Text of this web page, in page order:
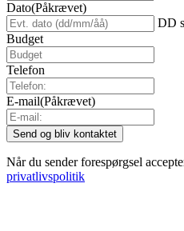
Dato(Påkrævet)
DD
Budget
Telefon
E-mail(Påkrævet)
Når du sender forespørgsel
privatlivspolitik